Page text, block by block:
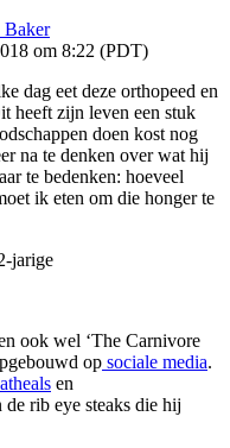
Baker
om 8:22 (PDT)
dag eet deze orthopeed en
heeft zijn leven een stuk
doen kost nog
na te denken over wat hij
te bedenken: hoeveel
ik eten om die honger te
jarige
ook wel ‘The Carnivore
op sociale media.
en
de rib eye steaks die hij